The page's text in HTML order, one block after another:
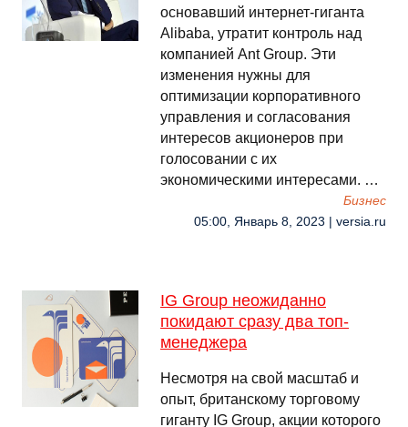
основавший интернет-гиганта
Alibaba, утратит контроль над
компанией Ant Group. Эти
изменения нужны для
оптимизации корпоративного
управления и согласования
интересов акционеров при
голосовании с их
экономическими интересами. …
Бизнес
05:00, Январь 8, 2023 | versia.ru
IG Group неожиданно
покидают сразу два топ-
менеджера
Несмотря на свой масштаб и
опыт, британскому торговому
гиганту IG Group, акции которого